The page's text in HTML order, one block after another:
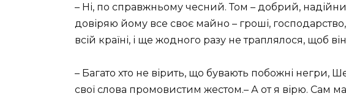
– Ні, по справжньому чесний. Том – добрий,
довіряю йому все своє майно – гроші,
всій країні, і ще жодного разу не траплялося, щоб
– Багато хто не вірить, що бувають побожні негри,
свої слова промовистим жестом.– А от я вірю. Сам